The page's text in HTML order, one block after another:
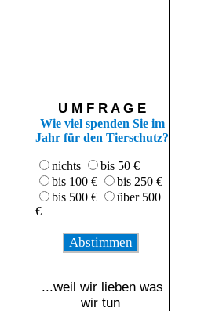
U M F R A G E
Wie viel spenden Sie im
Jahr für den Tierschutz?
nichts
bis 50 €
bis 100 €
bis 250 €
bis 500 €
über 500
€
...weil wir lieben was
wir tun